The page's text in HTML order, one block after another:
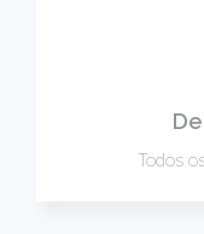
Todos